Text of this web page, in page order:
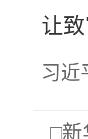
让
习近
□新